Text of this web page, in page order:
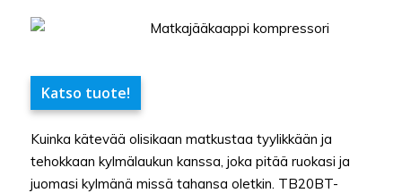
Katso tuote!
Kuinka kätevää olisikaan matkustaa tyylikkään ja
tehokkaan kylmälaukun kanssa, joka pitää ruokasi ja
juomasi kylmänä missä tahansa oletkin. TB20BT-